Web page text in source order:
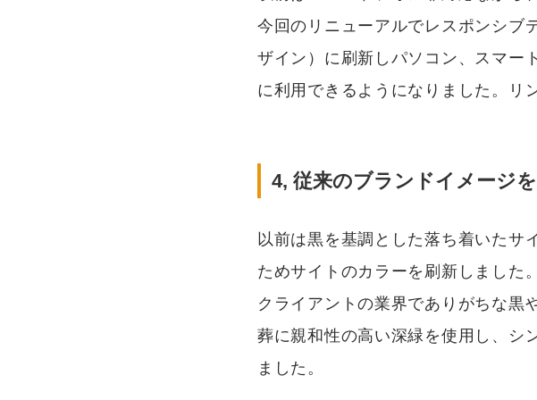
今回のリニューアルでレスポンシブ
ザイン）に刷新しパソコン、スマー
に利用できるようになりました。リ
4, 従来のブランドイメージ
以前は黒を基調とした落ち着いたサ
ためサイトのカラーを刷新しました。
クライアントの業界でありがちな黒
葬に親和性の高い深緑を使用し、シ
ました。